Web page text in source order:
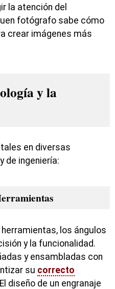
la atención del
fotógrafo sabe cómo
crear imágenes más
y la
en diversas
de ingeniería:
los ángulos
y la funcionalidad.
y ensambladas con
su correcto
diseño de un engranaje